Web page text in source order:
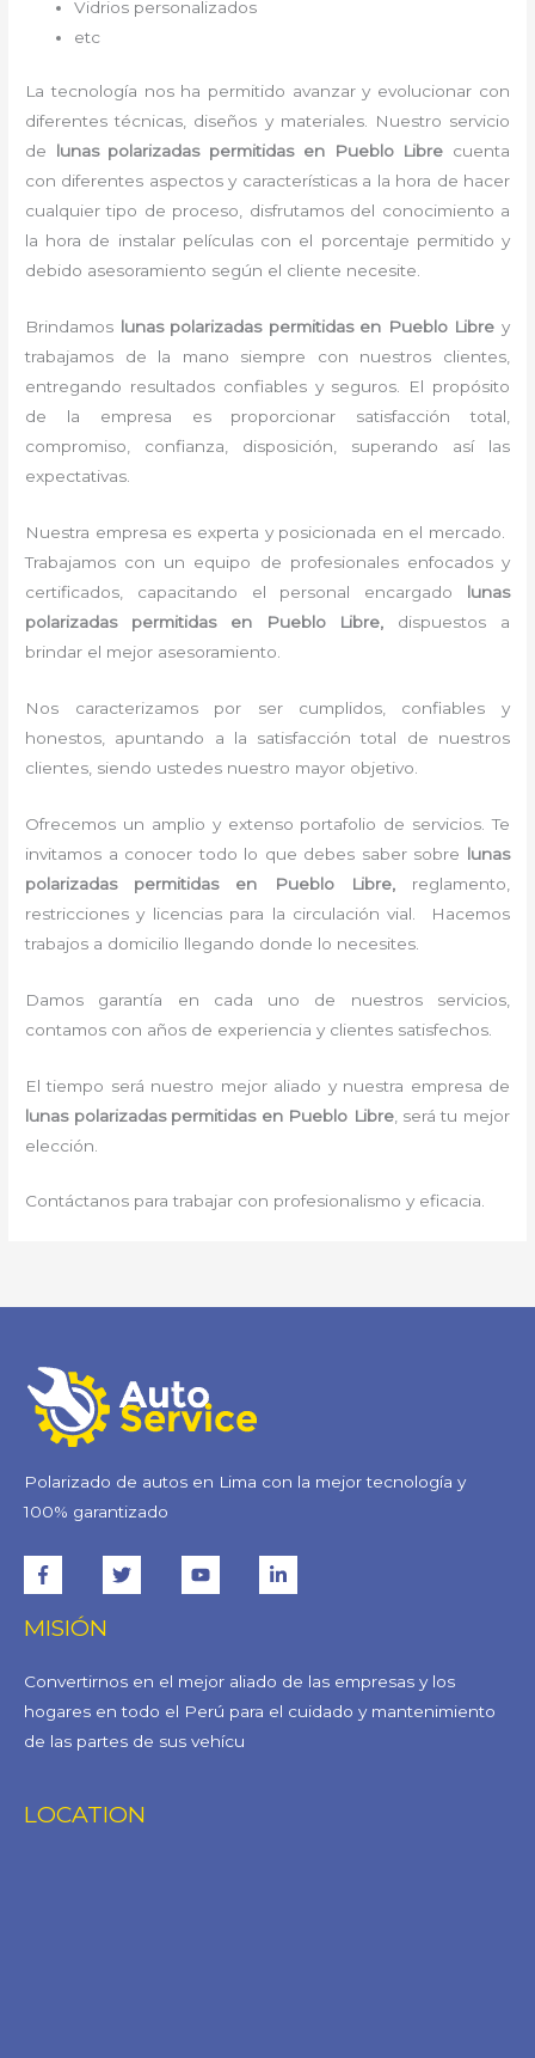
Vidrios personalizados
etc
La tecnología nos ha permitido avanzar y evolucionar con
diferentes técnicas, diseños y materiales. Nuestro servicio
de lunas polarizadas permitidasen Pueblo Libre cuenta
con diferentes aspectos y características a la hora de hacer
cualquier tipo de proceso, disfrutamos del conocimiento a
la hora de instalar películas con el porcentaje permitido y
debido asesoramiento según el cliente necesite.
Brindamos lunas polarizadas permitidas en Pueblo Libre y
trabajamos de la mano siempre con nuestros clientes,
entregando resultados confiables y seguros. El propósito
de la empresa es proporcionar satisfacción total,
compromiso, confianza, disposición, superando así las
expectativas.
Nuestra empresa es experta y posicionada en el mercado.
Trabajamos con un equipo de profesionales enfocados y
certificados, capacitando el personal encargado lunas
polarizadas permitidas
en Pueblo Libre,
dispuestos a
brindar el mejor asesoramiento.
Nos caracterizamos por ser cumplidos, confiables y
honestos, apuntando a la satisfacción total de nuestros
clientes, siendo ustedes nuestro mayor objetivo.
Ofrecemos un amplio y extenso portafolio de servicios. Te
invitamos a conocer todo lo que debes saber sobre lunas
polarizadas permitidas
en Pueblo Libre, reglamento,
restricciones y licencias para la circulación vial. Hacemos
trabajos a domicilio llegando donde lo necesites.
Damos garantía en cada uno de nuestros servicios,
contamos con años de experiencia y clientes satisfechos.
El tiempo será nuestro mejor aliado y nuestra empresa de
lunas polarizadas permitidas en Pueblo Libre, será tu mejor
elección.
Contáctanos para trabajar con profesionalismo y eficacia.
Polarizado de autos en Lima con la mejor tecnología y
100% garantizado
MISIÓN
Convertirnos en el mejor aliado de las empresas y los
hogares en todo el Perú para el cuidado y mantenimiento
de las partes de sus vehícu
LOCATION